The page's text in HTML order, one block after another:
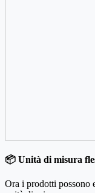
📦 Unità di misura
Ora i prodotti possono